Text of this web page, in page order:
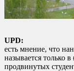
UPD:
есть мнение, что
называется только в
продвинутых